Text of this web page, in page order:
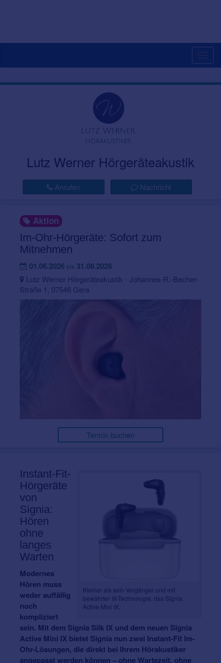
Lutz Werner Hörgeräteakustik
Anrufen Nachricht
Aktion
Im-Ohr-Hörgeräte: Sofort zum
Mitnehmen
01.06.2026 bis 31.08.2026
Lutz Werner Hörgeräteakustik - Johannes-R.-Becher-
Straße 1, 07546 Gera
Termin buchen
Kleiner als sein Vorgänger und mit
bewährter IX-Technologie, das Signia
Active Mini IX.
Instant-Fit-
Hörgeräte
von
Signia:
Hören
ohne
langes
Warten
Modernes
Hören muss
weder auffällig
noch
kompliziert
sein. Mit dem Signia Silk IX und dem neuen Signia
Active Mini IX bietet Signia nun zwei Instant-Fit Im-
Ohr-Lösungen, die direkt bei Ihrem Hörakustiker
angepasst werden können – ohne Wartezeit, ohne